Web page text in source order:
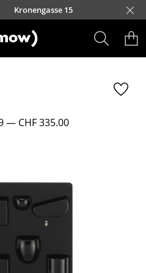
contenu
Kronengasse 15
à manger
bar
— CHF 335.00